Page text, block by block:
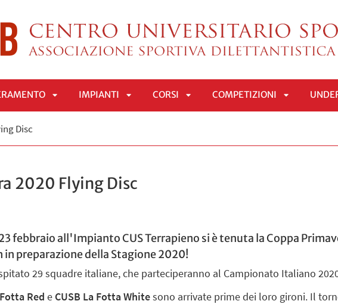
IMPIANTI CORSI COMPETIZIONI
Disc
2020 Flying Disc
febbraio all'Impianto CUS Terrapieno si è tenuta la Coppa
preparazione della Stagione 2020!
29 squadre italiane, che parteciperanno al Campionato Italiano
Red e CUSB La Fotta Whitesono arrivate prime dei loro gironi. Il